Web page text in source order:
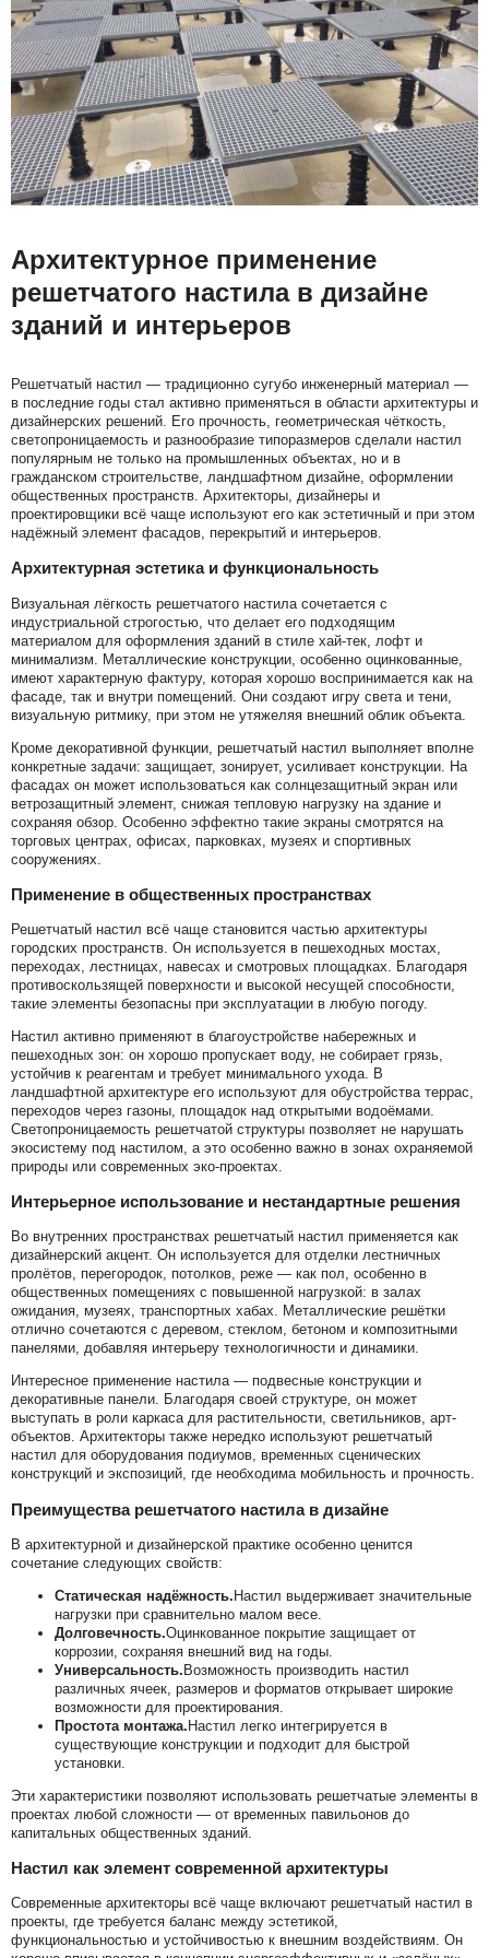
Архитектурное применение
решетчатого настила в дизайне
зданий и интерьеров
Решетчатый настил — традиционно сугубо инженерный материал —
в последние годы стал активно применяться в области архитектуры и
дизайнерских решений. Его прочность, геометрическая чёткость,
светопроницаемость и разнообразие типоразмеров сделали настил
популярным не только на промышленных объектах, но и в
гражданском строительстве, ландшафтном дизайне, оформлении
общественных пространств. Архитекторы, дизайнеры и
проектировщики всё чаще используют его как эстетичный и при этом
надёжный элемент фасадов, перекрытий и интерьеров.
Архитектурная эстетика и функциональность
Визуальная лёгкость решетчатого настила сочетается с
индустриальной строгостью, что делает его подходящим
материалом для оформления зданий в стиле хай-тек, лофт и
минимализм. Металлические конструкции, особенно оцинкованные,
имеют характерную фактуру, которая хорошо воспринимается как на
фасаде, так и внутри помещений. Они создают игру света и тени,
визуальную ритмику, при этом не утяжеляя внешний облик объекта.
Кроме декоративной функции, решетчатый настил выполняет вполне
конкретные задачи: защищает, зонирует, усиливает конструкции. На
фасадах он может использоваться как солнцезащитный экран или
ветрозащитный элемент, снижая тепловую нагрузку на здание и
сохраняя обзор. Особенно эффектно такие экраны смотрятся на
торговых центрах, офисах, парковках, музеях и спортивных
сооружениях.
Применение в общественных пространствах
Решетчатый настил всё чаще становится частью архитектуры
городских пространств. Он используется в пешеходных мостах,
переходах, лестницах, навесах и смотровых площадках. Благодаря
противоскользящей поверхности и высокой несущей способности,
такие элементы безопасны при эксплуатации в любую погоду.
Настил активно применяют в благоустройстве набережных и
пешеходных зон: он хорошо пропускает воду, не собирает грязь,
устойчив к реагентам и требует минимального ухода. В
ландшафтной архитектуре его используют для обустройства террас,
переходов через газоны, площадок над открытыми водоёмами.
Светопроницаемость решетчатой структуры позволяет не нарушать
экосистему под настилом, а это особенно важно в зонах охраняемой
природы или современных эко-проектах.
Интерьерное использование и нестандартные решения
Во внутренних пространствах решетчатый настил применяется как
дизайнерский акцент. Он используется для отделки лестничных
пролётов, перегородок, потолков, реже — как пол, особенно в
общественных помещениях с повышенной нагрузкой: в залах
ожидания, музеях, транспортных хабах. Металлические решётки
отлично сочетаются с деревом, стеклом, бетоном и композитными
панелями, добавляя интерьеру технологичности и динамики.
Интересное применение настила — подвесные конструкции и
декоративные панели. Благодаря своей структуре, он может
выступать в роли каркаса для растительности, светильников, арт-
объектов. Архитекторы также нередко используют решетчатый
настил для оборудования подиумов, временных сценических
конструкций и экспозиций, где необходима мобильность и прочность.
Преимущества решетчатого настила в дизайне
В архитектурной и дизайнерской практике особенно ценится
сочетание следующих свойств:
Статическая надёжность. Настил выдерживает значительные
нагрузки при сравнительно малом весе.
Долговечность.Оцинкованное покрытие защищает от
коррозии, сохраняя внешний вид на годы.
Универсальность. Возможность производить настил
различных ячеек, размеров и форматов открывает широкие
возможности для проектирования.
Простота монтажа. Настил легко интегрируется в
существующие конструкции и подходит для быстрой
установки.
Эти характеристики позволяют использовать решетчатые элементы в
проектах любой сложности — от временных павильонов до
капитальных общественных зданий.
Настил как элемент современной архитектуры
Современные архитекторы всё чаще включают решетчатый настил в
проекты, где требуется баланс между эстетикой,
функциональностью и устойчивостью к внешним воздействиям. Он